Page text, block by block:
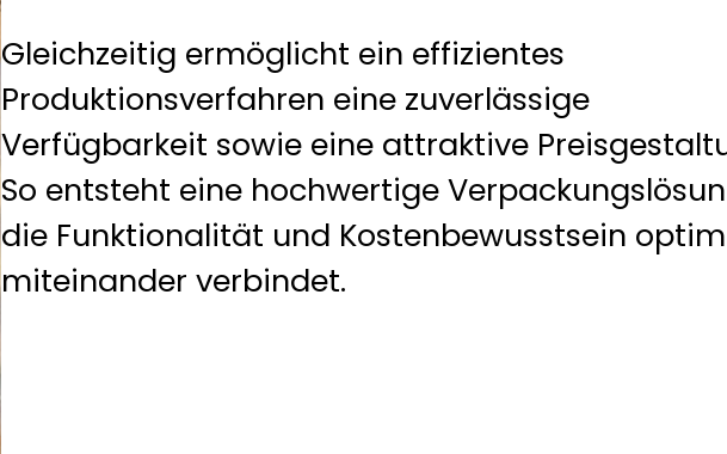
Gleichzeitig ermöglicht ein effizientes
Produktionsverfahren eine zuverlässige
Verfügbarkeit sowie eine attraktive
So entsteht eine hochwertige
die Funktionalität und Kostenbewusstsein
miteinander verbindet.